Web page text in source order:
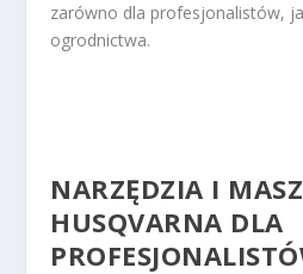
zarówno dla profesjonalistów,
ogrodnictwa.
NARZĘDZIA I
HUSQVARNA DLA